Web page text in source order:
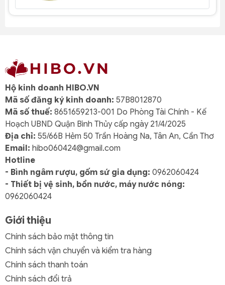
Hộ kinh doanh HIBO.VN
Mã số đăng ký kinh doanh: 57B8012870
Mã số thuế: 8651659213-001 Do Phòng Tài Chính - Kế
Hoạch UBND Quận Bình Thủy cấp ngày 21/4/2025
Địa chỉ: 55/66B Hẻm 50 Trần Hoàng Na, Tân An, Cần Thơ
Email: hibo060424@gmail.com
Hotline
- Bình ngâm rượu, gốm sứ gia dụng: 0962060424
- Thiết bị vệ sinh, bồn nước, máy nước nóng:
0962060424
Giới thiệu
Chính sách bảo mật thông tin
Chính sách vận chuyển và kiểm tra hàng
Chính sách thanh toán
Chính sách đổi trả